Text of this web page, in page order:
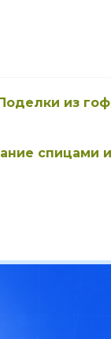
из
спицами